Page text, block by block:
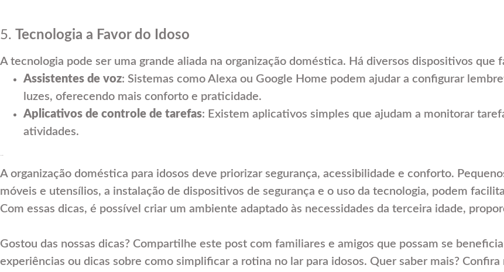
5. Tecnologia a Favor do Idoso
A tecnologia pode ser uma grande aliada na organização doméstica. Há diversos dispositivos que
Assistentes de voz: Sistemas como Alexa ou Google Home podem ajudar a configurar
luzes, oferecendo mais conforto e praticidade.
Aplicativos de controle de tarefas: Existem aplicativos simples que ajudam a monitorar
atividades.
A organização doméstica para idosos deve priorizar segurança, acessibilidade e conforto.
móveis e utensílios, a instalação de dispositivos de segurança e o uso da tecnologia, podem
Com essas dicas, é possível criar um ambiente adaptado às necessidades da terceira idade,
Gostou das nossas dicas? Compartilhe este post com familiares e amigos que possam se
experiências ou dicas sobre como simplificar a rotina no lar para idosos. Quer saber mais?